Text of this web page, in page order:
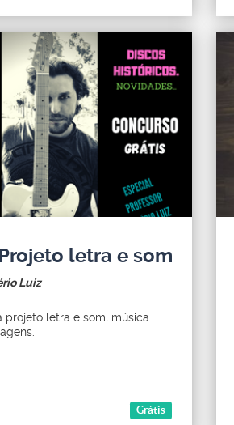
letra e som
Luiz
projeto letra e som, música
Grátis